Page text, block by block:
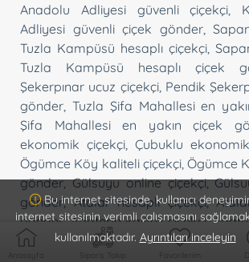
Anadolu Adliyesi güvenli çiçekçi
Adliyesi güvenli çiçek gönder,
Tuzla Kampüsü hesaplı çiçekçi
Tuzla Kampüsü hesaplı çiçek
Şekerpınar ucuz çiçekçi, Pendik
gönder Tuzla Şifa Mahallesi en
Şifa Mahallesi en yakın çiçek
ekonomik çiçekçi Çubuklu
Ögümce Köy kaliteli çiçekçi,Ögümce
gönder,Gülsuyu online çiçekçi,
gönder,Atalar hesaplı çiçekçi,
gönder,Adatepe kaliteli çiçekçi,
gönder,Poyrazköy ucuz çiçekçi,
Anasayfa Sipariş Takip Favorilerim
Bu internet sitesinde, kullanıcı
internet sitesinin verimli çalışmasını
kullanılmaktadır. Ayrıntıları inceleyin